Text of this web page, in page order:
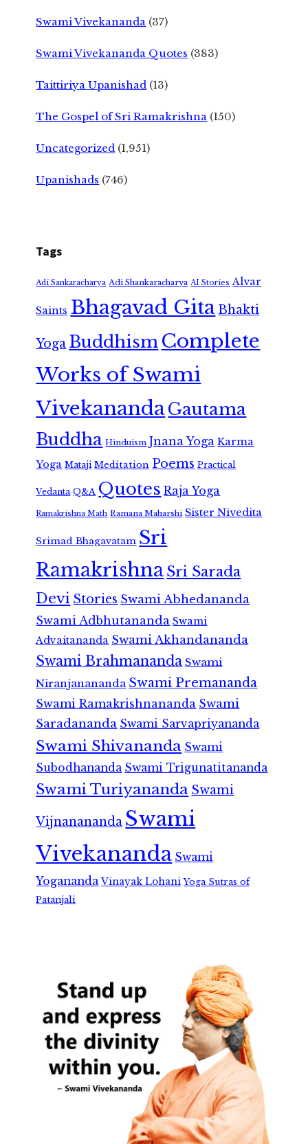
Swami Vivekananda (37)
Swami Vivekananda Quotes (383)
Taittiriya Upanishad (13)
The Gospel of Sri Ramakrishna (150)
Uncategorized (1,951)
Upanishads (746)
Tags
Adi Sankaracharya Adi Shankaracharya AI Stories Alvar
Saints Bhagavad GitaBhakti
Yoga Buddhism Complete
Works of Swami
VivekanandaGautama
Buddha Hinduism Jnana Yoga Karma
Yoga Mataji Meditation Poems Practical
Vedanta Q&A Quotes Raja Yoga
Ramakrishna Math Ramana Maharshi Sister Nivedita
Srimad Bhagavatam Sri
RamakrishnaSri Sarada
Devi Stories Swami Abhedananda
Swami Adbhutananda Swami
Advaitananda Swami Akhandananda
Swami Brahmananda Swami
Niranjanananda Swami Premananda
Swami Ramakrishnananda Swami
Saradananda Swami Sarvapriyananda
Swami Shivananda Swami
Subodhananda Swami Trigunatitananda
Swami Turiyananda Swami
Vijnanananda Swami
Vivekananda Swami
Yogananda Vinayak Lohani Yoga Sutras of
Patanjali